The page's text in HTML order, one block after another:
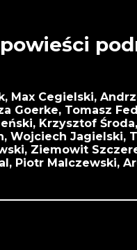
Max Cegielski,
Goerke, Tomasz
Krzysztof
Wojciech Jagielski,
Ziemowit
Piotr Malczewski,